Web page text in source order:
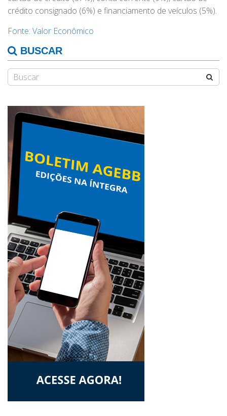
crédito consignado (6%) e financiamento de veículos (5%).
Fonte: Valor Econômico
BUSCAR